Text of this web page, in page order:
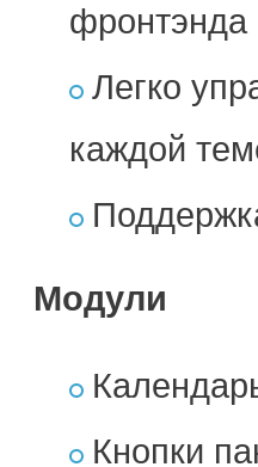
фронтэнда
Легко
каждой
Модули
Кнопки